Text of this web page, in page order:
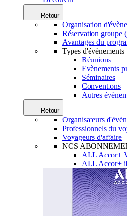
Retour
Organisation
Réservation groupe
Avantages du
Types d'évènements
Réunions
Evènements
Séminaires
Conventions
Autres
Retour
Organisateurs
Professionnels du
Voyageurs d'affaire
NOS
ALL Accor+
ALL Accor+